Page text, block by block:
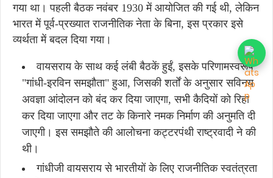
गया था। पहली बैठक नवंबर 1930 में आयोजित की गई थी, लेकिन
भारत में पूर्व-प्रख्यात राजनीतिक नेता के बिना, इस प्रकार इसे
व्यर्थता में बदल दिया गया।
वायसराय के साथ कई लंबी बैठकें हुईं, इसके परिणामस्वरूप
"गांधी-इरविन समझौता" हुआ, जिसकी शर्तों के अनुसार सविनय
अवज्ञा आंदोलन को बंद कर दिया जाएगा, सभी कैदियों को रिहा
कर दिया जाएगा और तट के किनारे नमक निर्माण की अनुमति दी
जाएगी। इस समझौते की आलोचना कट्टरपंथी राष्ट्रवादी ने की
थी।
गांधीजी वायसराय से भारतीयों के लिए राजनीतिक स्वतंत्रता